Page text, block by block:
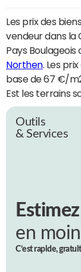
Les prix des
vendeur dans la
Pays
Northen. Les
base de 67 €/
Est les terrains
Outils
& Services
en
C’est rapide,